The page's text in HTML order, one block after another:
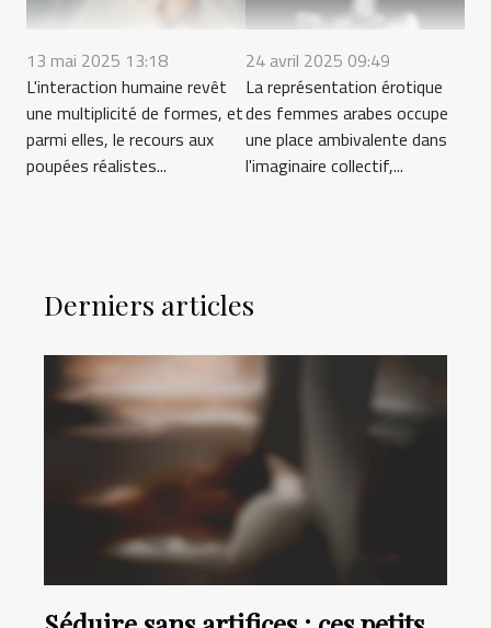
13 mai 2025 13:18
L'interaction humaine revêt
une multiplicité de formes, et
parmi elles, le recours aux
poupées réalistes...
24 avril 2025 09:49
La représentation érotique
des femmes arabes occupe
une place ambivalente dans
l'imaginaire collectif,...
Derniers articles